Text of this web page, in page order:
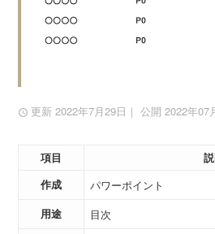
更新 2022年7月29日 ｜ 公開 2022年07
項目
作成
パワーポイント
用途
目次